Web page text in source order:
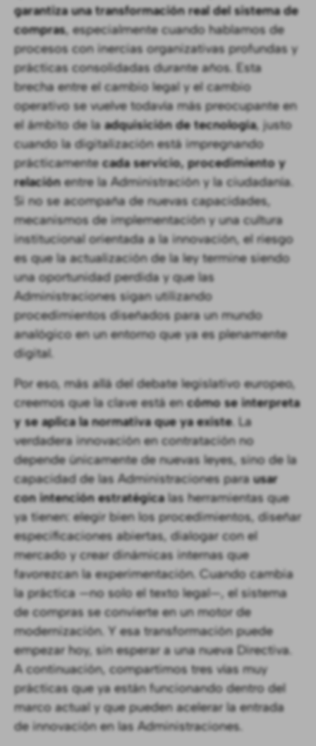
garantiza una transformación real del sistema de
compras, especialmente cuando hablamos de
procesos con inercias organizativas profundas y
prácticas consolidadas durante años. Esta
brecha entre el cambio legal y el cambio
operativo se vuelve todavía más preocupante en
el ámbito de laadquisición de tecnología, justo
cuando la digitalización está impregnando
prácticamentecada servicio, procedimiento y
relaciónentre la Administración y la ciudadanía.
Si no se acompaña de nuevas capacidades,
mecanismos de implementación y una cultura
institucional orientada a la innovación, el riesgo
es que la actualización de la ley termine siendo
una oportunidad perdida y que las
Administraciones sigan utilizando
procedimientos diseñados para un mundo
analógico en un entorno que ya es plenamente
digital.
Por eso, más allá del debate legislativo europeo,
creemos que la clave está encómo se interpreta
y se aplica la normativa que ya existe. La
verdadera innovación en contratación no
depende únicamente de nuevas leyes, sino de la
capacidad de las Administraciones parausar
con intención estratégicalas herramientas que
ya tienen: elegir bien los procedimientos, diseñar
especificaciones abiertas, dialogar con el
mercado y crear dinámicas internas que
favorezcan la experimentación. Cuando cambia
la práctica —no solo el texto legal—, el sistema
de compras se convierte en un motor de
modernización. Y esa transformación puede
empezar hoy, sin esperar a una nueva Directiva.
A continuación, compartimos tres vías muy
prácticas que ya están funcionando dentro del
marco actual y que pueden acelerar la entrada
de innovación en las Administraciones.